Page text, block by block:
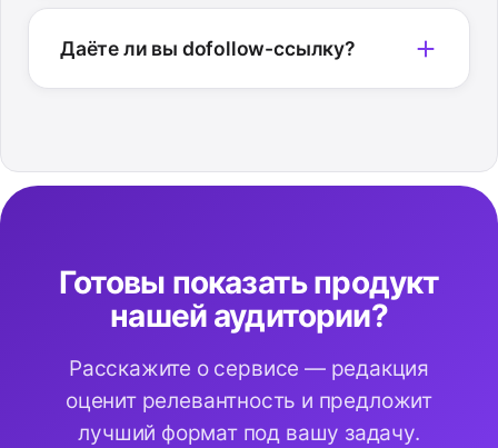
Даёте ли вы dofollow-ссылку?
Готовы показать продукт
нашей аудитории?
Расскажите о сервисе — редакция
оценит релевантность и предложит
лучший формат под вашу задачу.